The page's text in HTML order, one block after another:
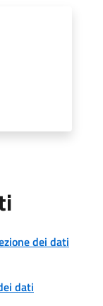
dei dati
dati